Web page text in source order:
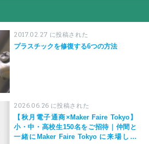
2017.02.27 に投稿された
プラスチックを修復する6つの方法
2026.06.26 に投稿された
【秋月電子通商×Maker Faire Tokyo】
小・中・高校生150名をご招待｜仲間と
一緒にMaker Faire Tokyo に来場しよ